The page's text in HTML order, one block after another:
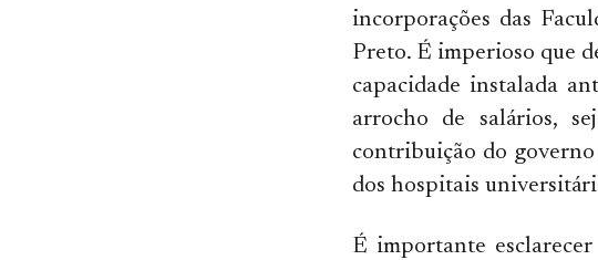
incorporações das
Preto. É imperioso que
capacidade instalada
arrocho de salários,
contribuição do
dos hospitais
É importante